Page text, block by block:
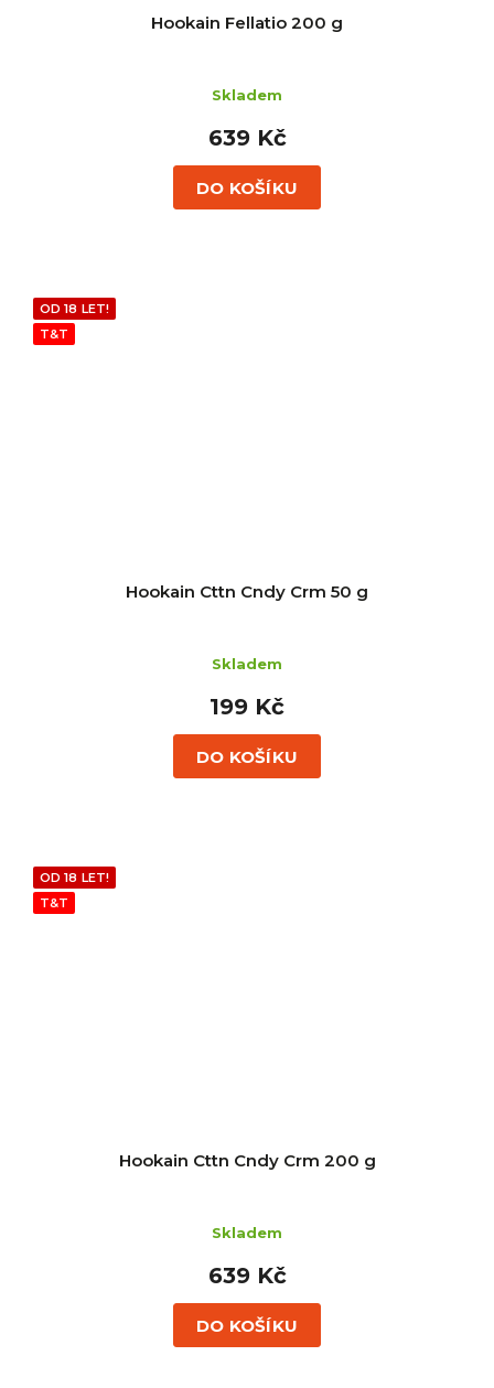
Hookain Fellatio 200 g
Skladem
639 Kč
DO KOŠÍKU
OD 18 LET!
T&T
Hookain Cttn Cndy Crm 50 g
Skladem
199 Kč
DO KOŠÍKU
OD 18 LET!
T&T
Hookain Cttn Cndy Crm 200 g
Skladem
639 Kč
DO KOŠÍKU